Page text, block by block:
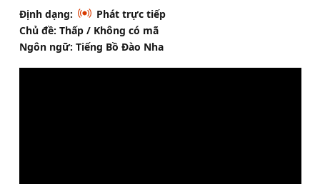
Định dạng:
Phát trực tiếp
Chủ đề: Thấp / Không có mã
Ngôn ngữ: Tiếng Bồ Đào Nha